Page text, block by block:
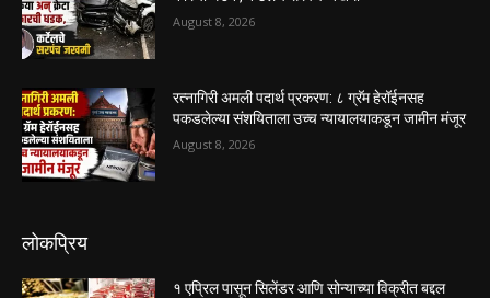
August 8, 2026
रत्नागिरी अमली पदार्थ प्रकरण: ८ ग्रॅम हेरॉईनसह
पकडलेल्या संशयिताला उच्च न्यायालयाकडून जामीन मंजूर
August 8, 2026
लोकप्रिय
१ एप्रिल पासून सिलेंडर आणि सोन्याच्या विक्रीत बद्दल